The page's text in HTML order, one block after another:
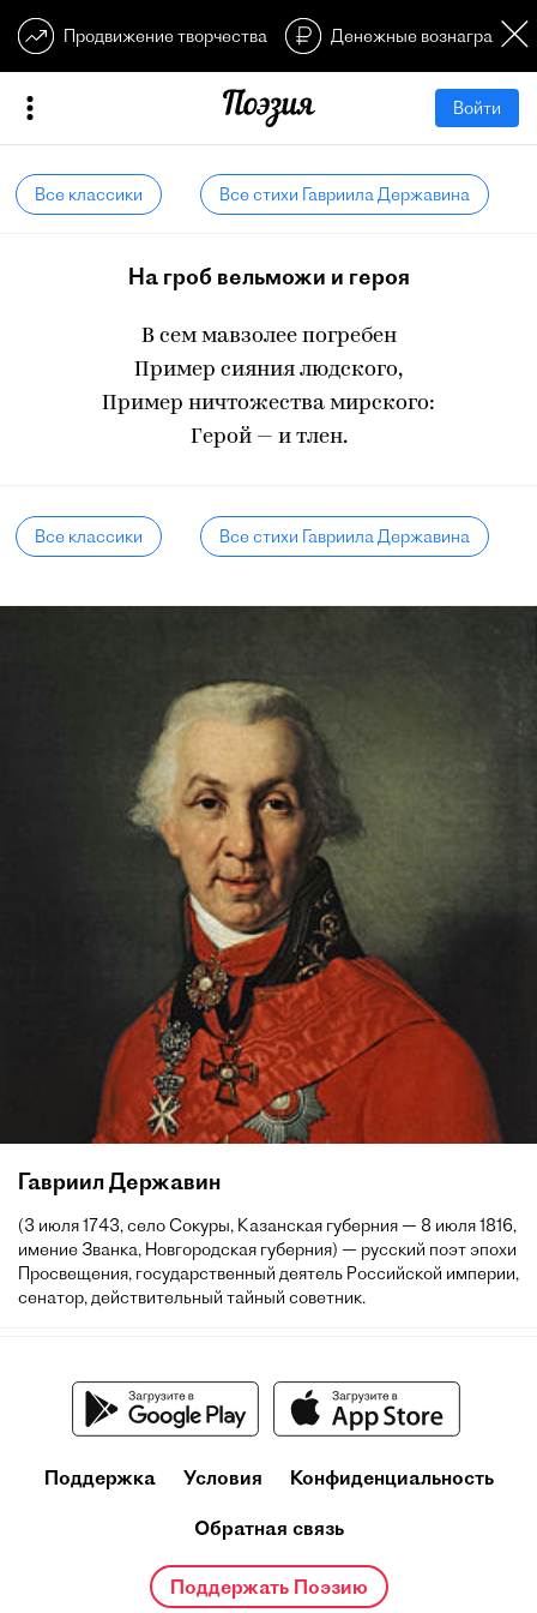
Продвижение творчества Денежные
Войти
Все классики Все стихи Гавриила Державина
На гроб вельможи и героя
В сем мавзолее погребен
Пример сияния людского,
Пример ничтожества мирского:
Герой — и тлен.
Все классики Все стихи Гавриила Державина
Гавриил Державин
(3 июля 1743, село Сокуры, Казанская губерния — 8 июля 1816,
имение Званка, Новгородская губерния) — русский поэт эпохи
Просвещения, государственный деятель Российской империи,
сенатор, действительный тайный советник.
Поддержка Условия Конфиденциальность
Обратная связь
Поддержать Поэзию